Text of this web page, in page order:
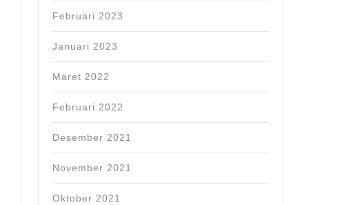
Februari 2023
Januari 2023
Maret 2022
Februari 2022
Desember 2021
November 2021
Oktober 2021